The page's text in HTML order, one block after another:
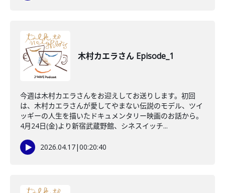
木村カエラさん Episode_1
今週は木村カエラさんをお迎えしてお送りします。初回
は、木村カエラさんが愛してやまない伝説のモデル、ツイ
ッギーの人生を描いたドキュメンタリー映画のお話から。
4月24日(金)より新宿武蔵野館、シネスイッチ...
2026.04.17|00:20:40